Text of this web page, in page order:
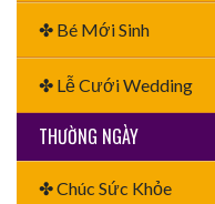
✤ Bé Mới Sinh
✤ Lễ Cưới Wedding
THƯỜNG NGÀY
✤ Chúc Sức Khỏe